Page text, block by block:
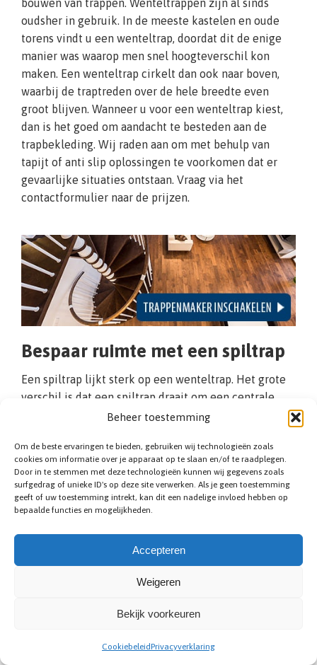
Beheer toestemming
Om de beste ervaringen te bieden, gebruiken wij technologieën zoals
cookies om informatie over je apparaat op te slaan en/of te raadplegen.
Door in te stemmen met deze technologieën kunnen wij gegevens zoals
surfgedrag of unieke ID's op deze site verwerken. Als je geen toestemming
geeft of uw toestemming intrekt, kan dit een nadelige invloed hebben op
bepaalde functies en mogelijkheden.
Accepteren
Weigeren
Bekijk voorkeuren
CookiebeleidPrivacyverklaring
bouwen van trappen. Wenteltrappen zijn al sinds
oudsher in gebruik. In de meeste kastelen en oude
torens vindt u een wenteltrap, doordat dit de enige
manier was waarop men snel hoogteverschil kon
maken. Een wenteltrap cirkelt dan ook naar boven,
waarbij de traptreden over de hele breedte even
groot blijven. Wanneer u voor een wenteltrap kiest,
dan is het goed om aandacht te besteden aan de
trapbekleding. Wij raden aan om met behulp van
tapijt of anti slip oplossingen te voorkomen dat er
gevaarlijke situaties ontstaan. Vraag via het
contactformulier naar de prijzen.
Bespaar ruimte met een spiltrap
Een spiltrap lijkt sterk op een wenteltrap. Het grote
verschil is dat een spiltrap draait om een centrale
kolom (de spil genoemd). Aan deze kolom worden de
treden die aan de binnenzijde smaller zijn dan aan de
buitenzijde. Vanwege de unieke vormgeving is de
spiltrap eenvoudig te combineren met andere
trapvormen. Om te voorkomen dat de treden te smal
buitenzijde minimaal 80 centimeter zijn. Een
trapspecialist uit Erpe-Mere kan u hierover verdere
(houten of metalen) spiltrap die binnen uw wensen